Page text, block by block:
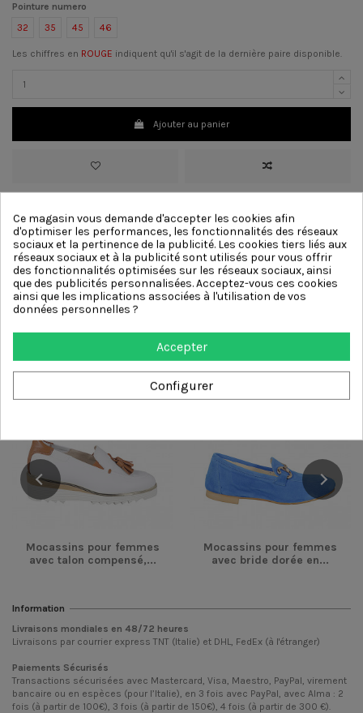
Pointure numero
32
35 45 46
Les chiffres en ROUGE indiquent qu'il s'agit de la dernière paire disponible.
Ajouter au panier
>Couleur :Marron
>Talon:3 cm[?]
>DoublureCuir
>SemelleSemelle Crantée
Autres produits de la même
catégorie
Mocassins pour femmes
avec talon compensé,...
Mocassins pour femmes
avec bride dorée en...
-36,00 €
Information
Livraisons mondiales en 48/72 heures
Livraisons par courrier express TNT (Italie) et DHL, FedEx (à l'étranger)
Paiements Sécurisés
Transactions sécurisées avec Mastercard, Visa, Maestro, PayPal, virement
bancaire ou en espèces (pour l’Italie), en 3 fois avec PayPal, avec Alma : 2
fois (à partir de 100€), 3 fois (à partir de 150€), 4 fois (à partir de 300 €).
Ce magasin vous demande d'accepter les cookies afin
d'optimiser les performances, les fonctionnalités des réseaux
sociaux et la pertinence de la publicité. Les cookies tiers liés aux
réseaux sociaux et à la publicité sont utilisés pour vous offrir
des fonctionnalités optimisées sur les réseaux sociaux, ainsi
que des publicités personnalisées. Acceptez-vous ces cookies
ainsi que les implications associées à l'utilisation de vos
données personnelles ?
Accepter
Configurer